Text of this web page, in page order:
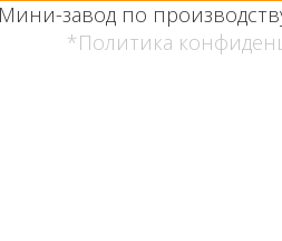
завод по
*Политика